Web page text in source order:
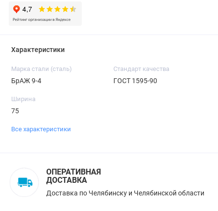
Характеристики
Марка стали (сталь)
БрАЖ 9-4
Стандарт качества
ГОСТ 1595-90
Ширина
75
Все характеристики
ОПЕРАТИВНАЯ
ДОСТАВКА
Доставка по Челябинску и Челябинской области